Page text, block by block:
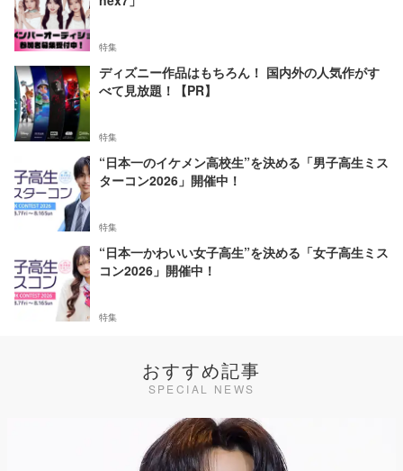
特集
ディズニー作品はもちろん！ 国内外の人気作がす
べて見放題！【PR】
特集
“日本一のイケメン高校生”を決める「男子高生ミス
ターコン2026」開催中！
特集
“日本一かわいい女子高生”を決める「女子高生ミス
コン2026」開催中！
特集
おすすめ記事
SPECIAL NEWS